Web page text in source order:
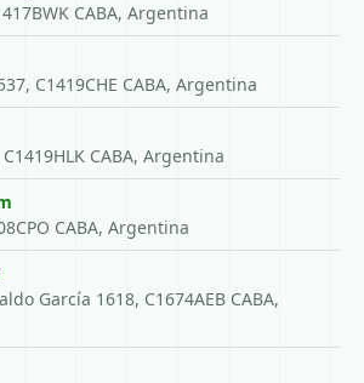
CABA, Argentina
C1419CHE CABA, Argentina
CABA, Argentina
CABA, Argentina
García 1618, C1674AEB CABA,